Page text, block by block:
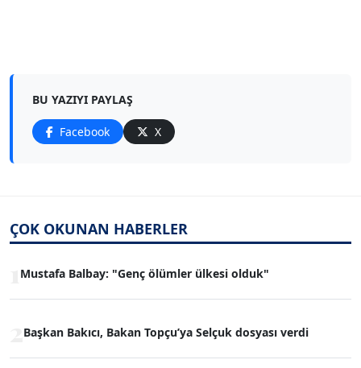
BU YAZIYI PAYLAŞ
Facebook X
ÇOK OKUNAN HABERLER
Mustafa Balbay: "Genç ölümler ülkesi olduk"
Başkan Bakıcı, Bakan Topçu’ya Selçuk dosyası verdi